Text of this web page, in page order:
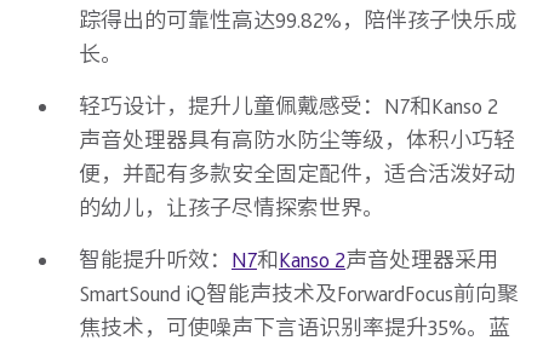
踪得出的可靠性高达99.82%，陪伴孩子快乐成
长。
轻巧设计，提升儿童佩戴感受：N7和Kanso 2
声音处理器具有高防水防尘等级，体积小巧轻
便，并配有多款安全固定配件，适合活泼好动
的幼儿，让孩子尽情探索世界。
智能提升听效： N7和Kanso 2声音处理器采用
SmartSound iQ智能声技术及ForwardFocus前向聚
焦技术，可使噪声下言语识别率提升35%。蓝